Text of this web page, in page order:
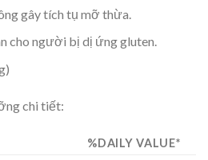
gây tích tụ mỡ thừa.
cho người bị dị ứng gluten.
chi tiết:
%DAILY VALUE*